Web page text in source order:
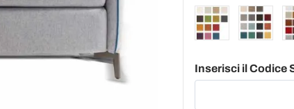
Inserisci il Codice